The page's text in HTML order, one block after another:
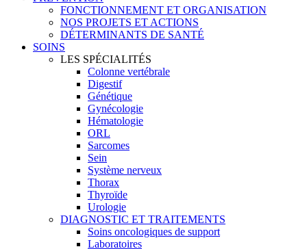
FONCTIONNEMENT ET ORGANISATION
NOS PROJETS ET ACTIONS
DÉTERMINANTS DE SANTÉ
SOINS
LES SPÉCIALITÉS
Colonne vertébrale
Digestif
Génétique
Gynécologie
Hématologie
ORL
Sarcomes
Sein
Système nerveux
Thorax
Thyroïde
Urologie
DIAGNOSTIC ET TRAITEMENTS
Soins oncologiques de support
Laboratoires